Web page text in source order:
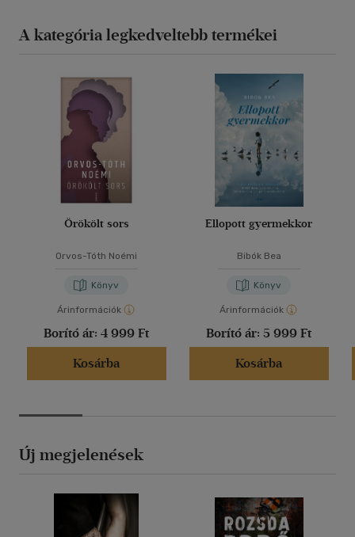
A kategória legkedveltebb termékei
Örökölt sors
Orvos-Tóth Noémi
Könyv
Árinformációk
Borító ár: 4 999 Ft
Kosárba
Ellopott gyermekkor
Bibók Bea
Könyv
Árinformációk
Borító ár: 5 999 Ft
Kosárba
Új megjelenések